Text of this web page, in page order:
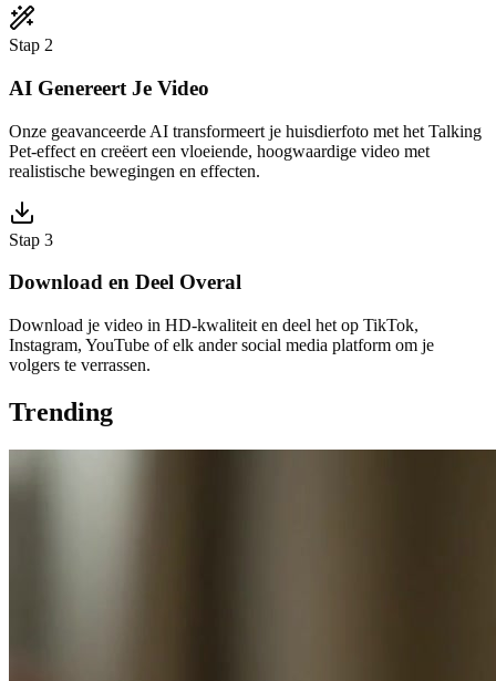
Stap 2
AI Genereert Je Video
Onze geavanceerde AI transformeert je huisdierfoto met het Talking
Pet-effect en creëert een vloeiende, hoogwaardige video met
realistische bewegingen en effecten.
Stap 3
Download en Deel Overal
Download je video in HD-kwaliteit en deel het op TikTok,
Instagram, YouTube of elk ander social media platform om je
volgers te verrassen.
Trending